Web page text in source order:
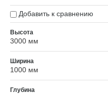
Добавить к сравнению
Высота
3000 мм
Ширина
1000 мм
Глубина